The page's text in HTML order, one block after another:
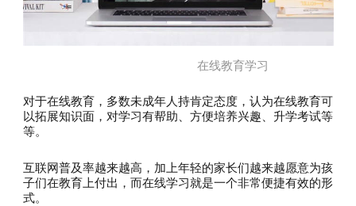
在线教育学习
对于在线教育，多数未成年人持肯定态度，认为在线教育可
以拓展知识面，对学习有帮助、方便培养兴趣、升学考试等
等。
互联网普及率越来越高，加上年轻的家长们越来越愿意为孩
子们在教育上付出，而在线学习就是一个非常便捷有效的形
式。